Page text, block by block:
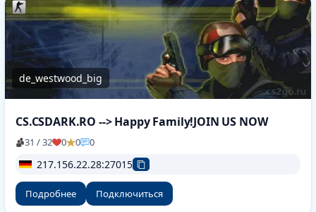
de_westwood_big
CS.CSDARK.RO --> Happy Family!JOIN US NOW
31 / 32 0 0 0
217.156.22.28:27015
Подробнее Подключиться